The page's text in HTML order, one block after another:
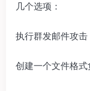
几个选项：
执行群发邮件攻击
创建一个文件格式